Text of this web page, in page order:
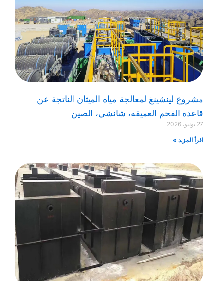
مشروع لينشينغ لمعالجة مياه الميثان الناتجة عن
قاعدة الفحم العميقة، شانشي، الصين
27 يونيو، 2026
اقرأ المزيد »